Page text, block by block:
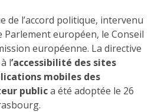
de l’accord politique, intervenu
Parlement européen, le Conseil
européenne. La directive
l’accessibilité des sites
mobiles des
publica été adoptée le 26